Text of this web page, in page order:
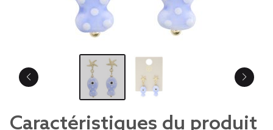
Caractéristiques du produit